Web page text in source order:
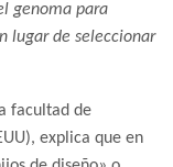
genoma para
lugar de seleccionar
facultad de
explica que en